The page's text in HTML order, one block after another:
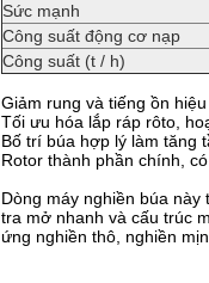
Sức mạnh
Công suất động cơ nạp
Công suất (t / h)
Giảm rung và tiếng ồn
Tối ưu hóa lắp ráp rôto,
Bố trí búa hợp lý làm tăng
Rotor thành phần chính,
Dòng máy nghiền búa
tra mở nhanh và cấu trúc
ứng nghiền thô, nghiền